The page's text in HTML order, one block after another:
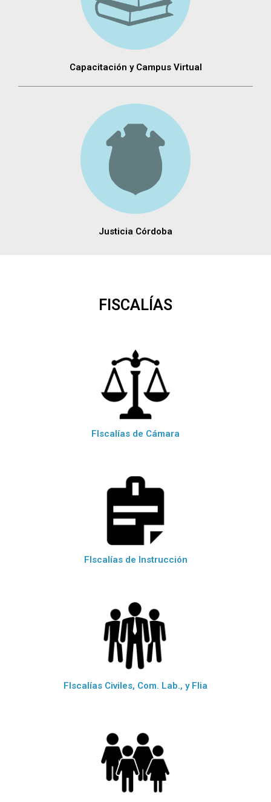
Capacitación y Campus Virtual
Justicia Córdoba
FISCALÍAS
FIscalías de Cámara
FIscalías de Instrucción
FIscalías Civiles, Com. Lab., y Flia